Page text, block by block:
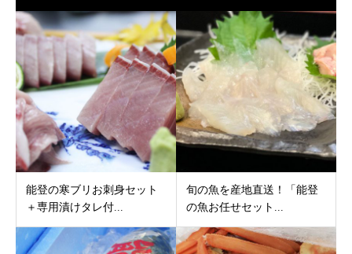
能登の寒ブリお刺身セット
＋専用漬けタレ付...
旬の魚を産地直送！「能登
の魚お任せセット...